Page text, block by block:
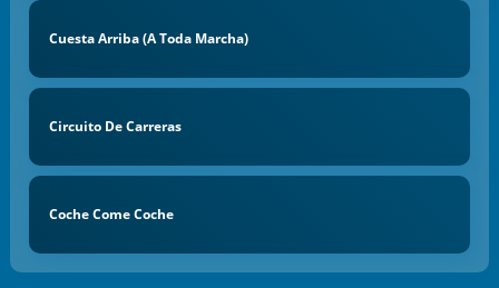
Cuesta Arriba (a Toda Marcha)
Circuito De Carreras
Coche Come Coche